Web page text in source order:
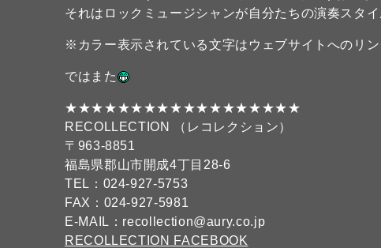
それはロックミュージシャンが自分たちの演奏スタ
※カラー表示されている文字はウェブサイトへのリ
ではまた
★★★★★★★★★★★★★★★★★★
RECOLLECTION （レコレクション）
〒963-8851
福島県郡山市開成4丁目28-6
TEL：024-927-5753
FAX：024-927-5981
E-MAIL：recollection@aury.co.jp
RECOLLECTION FACEBOOK